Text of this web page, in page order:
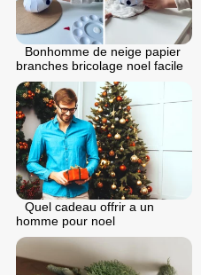
Bonhomme de neige papier
branches bricolage noel facile
Quel cadeau offrir a un
homme pour noel